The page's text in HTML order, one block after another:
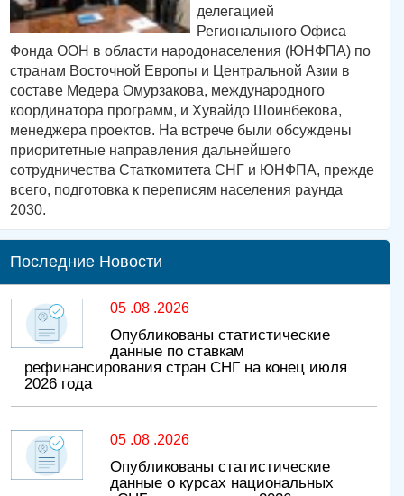
делегацией
Регионального Офиса
Фонда ООН в области народонаселения (ЮНФПА) по
странам Восточной Европы и Центральной Азии в
составе Медера Омурзакова, международного
координатора программ, и Хувайдо Шоинбекова,
менеджера проектов. На встрече были обсуждены
приоритетные направления дальнейшего
сотрудничества Статкомитета СНГ и ЮНФПА, прежде
всего, подготовка к переписям населения раунда
2030.
Последние Новости
05 .08 .2026
Опубликованы статистические
данные по ставкам
рефинансирования стран СНГ на конец июля
2026 года
05 .08 .2026
Опубликованы статистические
данные о курсах национальных